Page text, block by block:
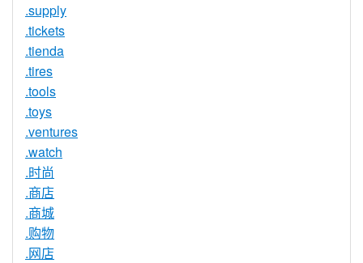
.supply
.tickets
.tienda
.tires
.tools
.toys
.ventures
.watch
.时尚
.商店
.商城
.购物
.网店